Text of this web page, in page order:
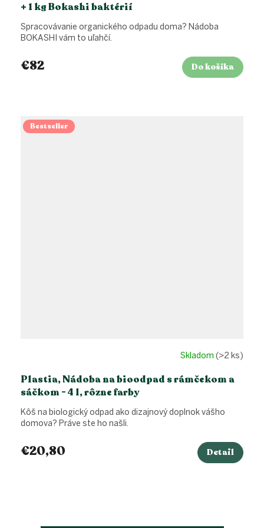
+ 1 kg Bokashi baktérií
€82 Do košíka
Spracovávanie organického odpadu doma? Nádoba
BOKASHI vám to uľahčí.
Bestseller
Plastia, Nádoba na bioodpad s rámčekom a
sáčkom - 4 l, rôzne farby
Skladom (>2 ks)
€20,80 Detail
Kôš na biologický odpad ako dizajnový doplnok vášho
domova? Práve ste ho našli.